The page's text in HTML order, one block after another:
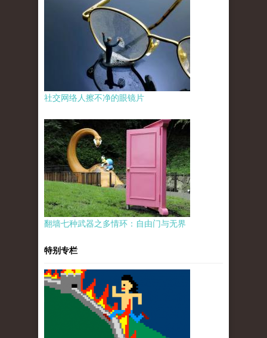
社交网络人擦不净的眼镜片
翻墙七种武器之多情环：自由门与无界
特别专栏